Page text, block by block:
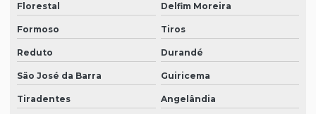
Florestal Delfim Moreira
Formoso Tiros
Reduto Durandé
São José da Barra Guiricema
Tiradentes Angelândia